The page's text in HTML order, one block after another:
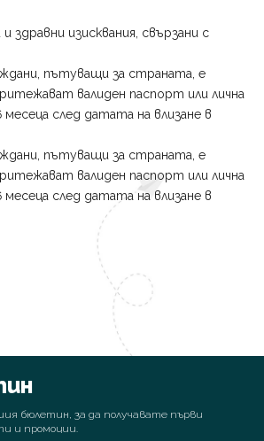
здравни изисквания, свързани с
пътуващи за страната, е
валиден паспорт или лична
след датата на влизане в
пътуващи за страната, е
валиден паспорт или лична
след датата на влизане в
бюлетин, за да получавате първи
и промоции.